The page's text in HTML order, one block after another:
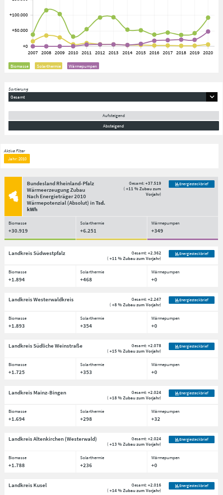
Biomasse Solarthermie Wärmepumpen
Sortierung
Gesamt
Aufsteigend
Absteigend
Aktive Filter
Jahr: 2010
Bundesland Rheinland-Pfalz
Wärmeerzeugung Zubau
Nach Energieträger2010
Wärmepotenzial(Absolut) inTsd.
kWh
Gesamt:+37.519
(+11 % Zubau zum
Vorjahr)
Energiesteckbrief
Biomasse Solarthermie Wärmepumpen
+30.919 +6.251 +349
Landkreis Südwestpfalz Gesamt:+2.362
(+11 % Zubau zum Vorjahr)
Energiesteckbrief
Biomasse Solarthermie Wärmepumpen
+1.894 +468 +0
Landkreis Westerwaldkreis Gesamt:+2.247
(+8 % Zubau zum Vorjahr)
Energiesteckbrief
Biomasse Solarthermie Wärmepumpen
+1.893 +354 +0
Landkreis Südliche Weinstraße Gesamt:+2.078
(+15 % Zubau zum Vorjahr)
Energiesteckbrief
Biomasse Solarthermie Wärmepumpen
+1.725 +353 +0
Landkreis Mainz-Bingen Gesamt:+2.024
(+18 % Zubau zum Vorjahr)
Energiesteckbrief
Biomasse Solarthermie Wärmepumpen
+1.694 +298 +32
Landkreis Altenkirchen (Westerwald) Gesamt:+2.024
(+13 % Zubau zum Vorjahr)
Energiesteckbrief
Biomasse Solarthermie Wärmepumpen
+1.788 +236 +0
Landkreis Kusel Gesamt:+2.016
(+14 % Zubau zum Vorjahr)
Energiesteckbrief